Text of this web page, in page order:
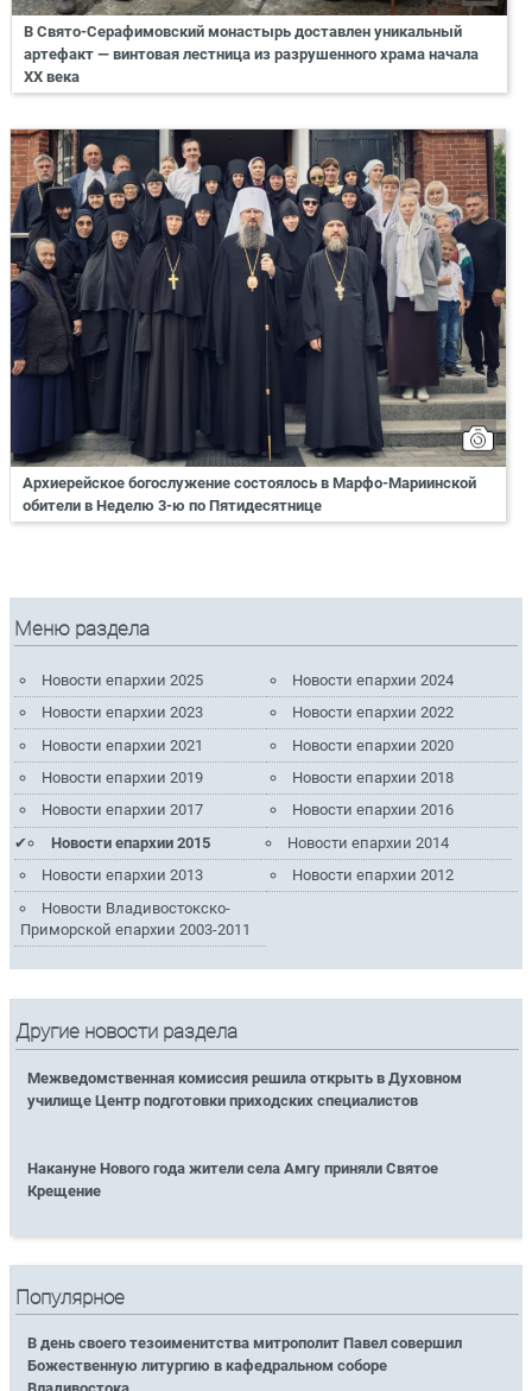
В Свято-Серафимовский монастырь доставлен уникальный
артефакт — винтовая лестница из разрушенного храма начала
XX века
Архиерейское богослужение состоялось в Марфо-Мариинской
обители в Неделю 3-ю по Пятидесятнице
Меню раздела
Новости епархии 2025
Новости епархии 2024
Новости епархии 2023
Новости епархии 2022
Новости епархии 2021
Новости епархии 2020
Новости епархии 2019
Новости епархии 2018
Новости епархии 2017
Новости епархии 2016
Новости епархии 2015
Новости епархии 2014
Новости епархии 2013
Новости епархии 2012
Новости Владивостокско-
Приморской епархии 2003-2011
Другие новости раздела
Межведомственная комиссия решила открыть в Духовном
училище Центр подготовки приходских специалистов
Накануне Нового года жители села Амгу приняли Святое
Крещение
Популярное
В день своего тезоименитства митрополит Павел совершил
Божественную литургию в кафедральном соборе